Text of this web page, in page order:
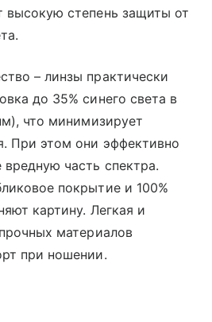
высокую степень защиты от
– линзы практически
до 35% синего света в
что минимизирует
При этом они эффективно
часть спектра.
покрытие и 100%
картину. Легкая и
материалов
при ношении.